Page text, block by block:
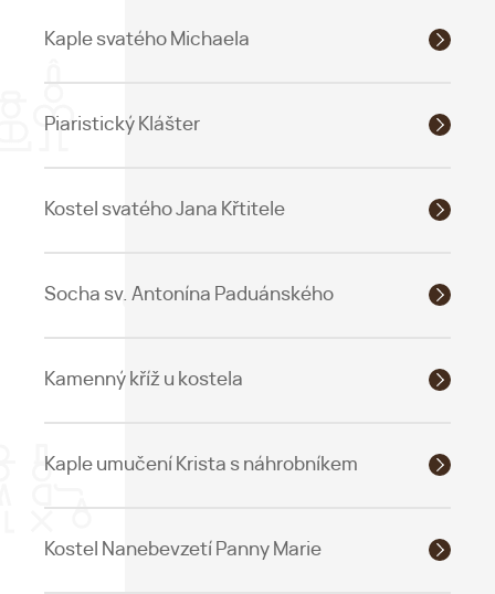
Kaple svatého Michaela
Piaristický Klášter
Kostel svatého Jana Křtitele
Socha sv. Antonína Paduánského
Kamenný kříž u kostela
Kaple umučení Krista s náhrobníkem
Kostel Nanebevzetí Panny Marie